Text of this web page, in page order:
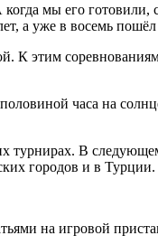
мы его
а уже в восемь пошёл
К этим
часа на
В
городов и в Турции.
на игровой